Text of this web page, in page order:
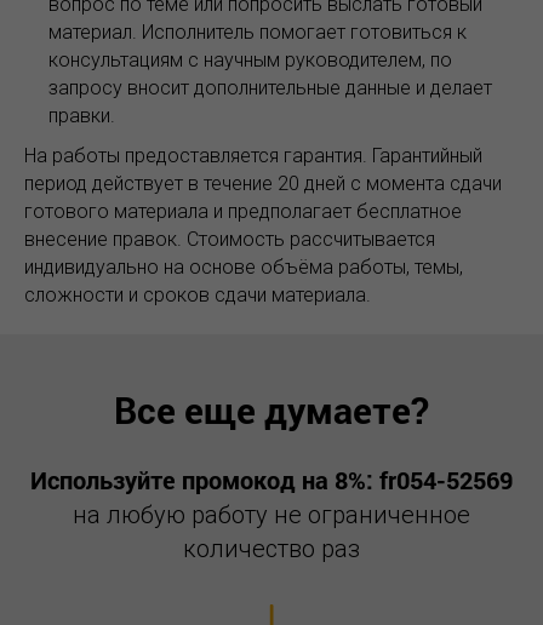
вопрос по теме или попросить выслать готовый
материал. Исполнитель помогает готовиться к
консультациям с научным руководителем, по
запросу вносит дополнительные данные и делает
правки.
На работы предоставляется гарантия. Гарантийный
период действует в течение 20 дней с момента сдачи
готового материала и предполагает бесплатное
внесение правок. Стоимость рассчитывается
индивидуально на основе объёма работы, темы,
сложности и сроков сдачи материала.
Все еще думаете?
Используйте промокод на 8%: fr054-52569
на любую работу не ограниченное
количество раз